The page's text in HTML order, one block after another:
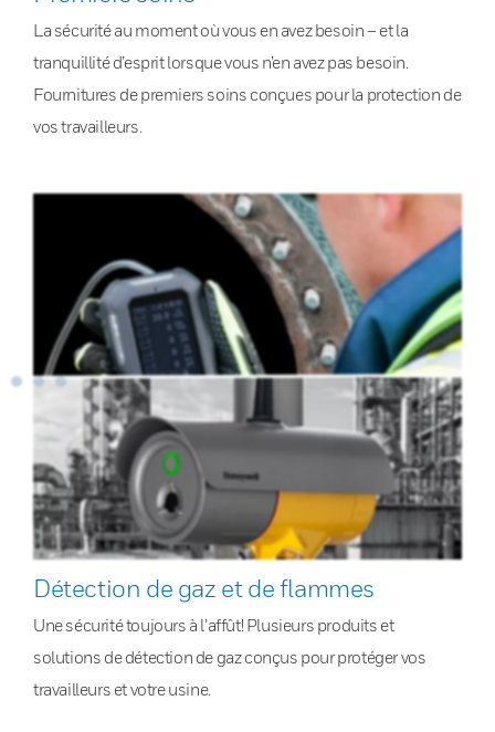
La sécurité au moment où vous en avez besoin – et la
tranquillité d’esprit lorsque vous n’en avez pas besoin.
Fournitures de premiers soins conçues pour la protection de
vos travailleurs.
Détection de gaz et de flammes
Une sécurité toujours à l’affût! Plusieurs produits et
solutions de détection de gaz conçus pour protéger vos
travailleurs et votre usine.